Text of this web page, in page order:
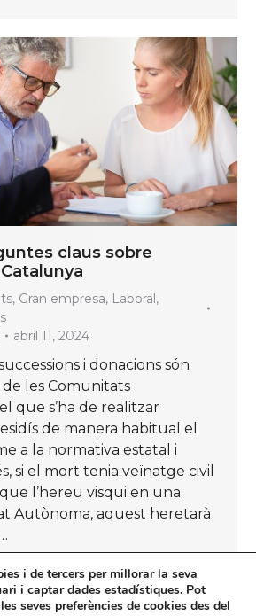
claus sobre
Catalunya
, Gran empresa, Laboral,
abril 11, 2024
i donacions són
les Comunitats
que s’ha de realitzar
de manera habitual el
a la normativa estatal i
si el mort tenia veïnatge civil
l’hereu visqui en una
Autònoma, aquest heretarà
i de tercers per millorar la seva
i captar dades estadístiques. Pot
seves preferències de cookies des del